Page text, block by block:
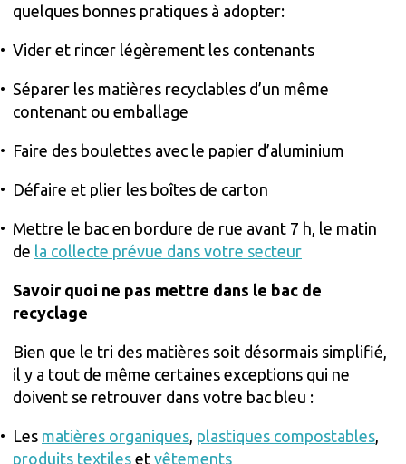
quelques bonnes pratiques à adopter:
Vider et rincer légèrement les contenants
Séparer les matières recyclables d’un même
contenant ou emballage
Faire des boulettes avec le papier d’aluminium
Défaire et plier les boîtes de carton
Mettre le bac en bordure de rue avant 7 h, le matin
de la collecte prévue dans votre secteur
Savoir quoi ne pas mettre dans le bac de
recyclage
Bien que le tri des matières soit désormais simplifié,
il y a tout de même certaines exceptions qui ne
doivent se retrouver dans votre bac bleu :
Les matières organiques plastiques compostables
produits textiles et vêtements